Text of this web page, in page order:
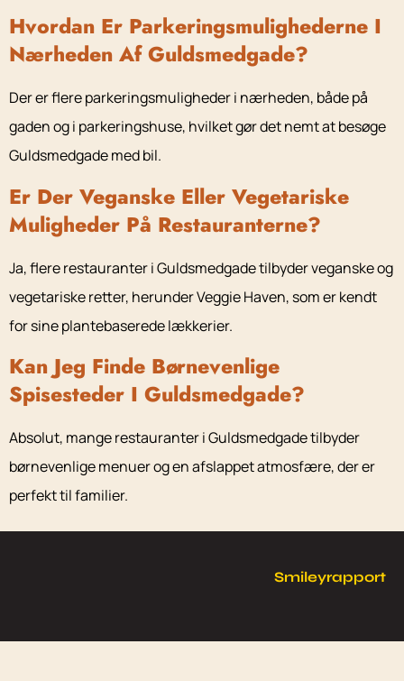
Hvordan Er Parkeringsmulighederne I
Nærheden Af Guldsmedgade?
Der er flere parkeringsmuligheder i nærheden, både på
gaden og i parkeringshuse, hvilket gør det nemt at besøge
Guldsmedgade med bil.
Er Der Veganske Eller Vegetariske
Muligheder På Restauranterne?
Ja, flere restauranter i Guldsmedgade tilbyder veganske og
vegetariske retter, herunder Veggie Haven, som er kendt
for sine plantebaserede lækkerier.
Kan Jeg Finde Børnevenlige
Spisesteder I Guldsmedgade?
Absolut, mange restauranter i Guldsmedgade tilbyder
børnevenlige menuer og en afslappet atmosfære, der er
perfekt til familier.
Smileyrapport